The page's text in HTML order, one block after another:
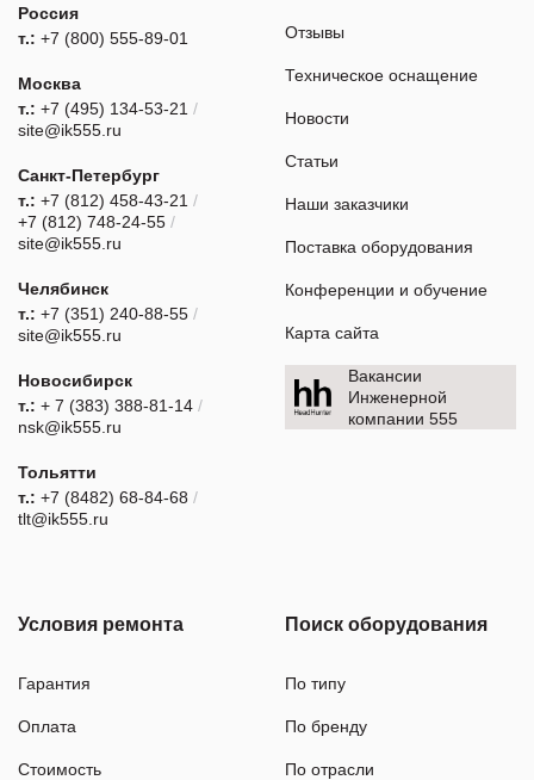
Россия
т.: +7 (800) 555-89-01
Москва
т.: +7 (495) 134-53-21 /
site@ik555.ru
Санкт-Петербург
т.: +7 (812) 458-43-21 /
+7 (812) 748-24-55 /
site@ik555.ru
Челябинск
т.: +7 (351) 240-88-55 /
site@ik555.ru
Новосибирск
т.: + 7 (383) 388-81-14 /
nsk@ik555.ru
Тольятти
т.: +7 (8482) 68-84-68 /
tlt@ik555.ru
Отзывы
Техническое оснащение
Новости
Статьи
Наши заказчики
Поставка оборудования
Конференции и обучение
Карта сайта
Вакансии
Инженерной
компании 555
Условия ремонта
Гарантия
Оплата
Стоимость
Поиск оборудования
По типу
По бренду
По отрасли